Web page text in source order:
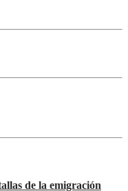
de la emigración